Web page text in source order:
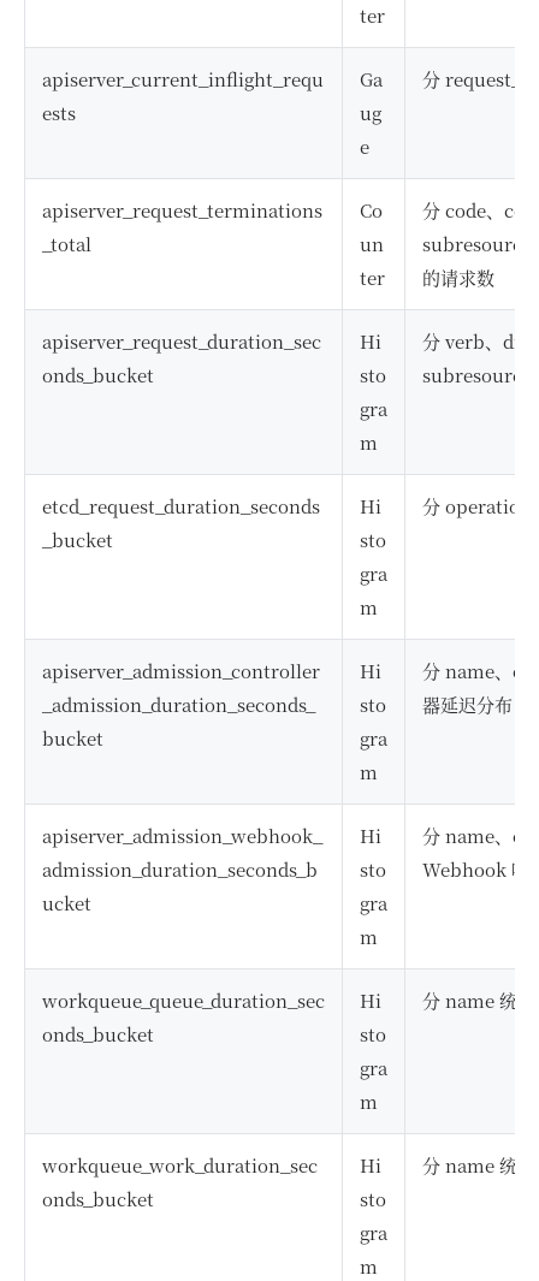
ter
apiserver_current_inflight_requ
ests
Ga
ug
e
分
apiserver_request_terminations
_total
Co
un
ter
分 code、
subresource
的请求数
apiserver_request_duration_sec
onds_bucket
Hi
sto
gra
m
分 verb、
subresource
etcd_request_duration_seconds
_bucket
Hi
sto
gra
m
分 operation
apiserver_admission_controller
_admission_duration_seconds_
bucket
Hi
sto
gra
m
分 name、
器延迟分布
apiserver_admission_webhook_
admission_duration_seconds_b
ucket
Hi
sto
gra
m
分 name、
Webhook 响
workqueue_queue_duration_sec
onds_bucket
Hi
sto
gra
m
分 name 统
workqueue_work_duration_sec
onds_bucket
Hi
sto
gra
m
分 name 统